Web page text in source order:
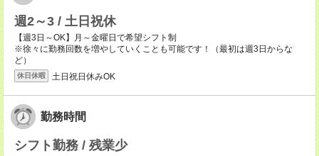
週2～3 / 土日祝休
【週3日～OK】月～金曜日で希望シフト制
※徐々に勤務回数を増やしていくことも可能です！（最初は週3日からな
ど）
休日休暇 土日祝日休みOK
勤務時間
シフト勤務 / 残業少